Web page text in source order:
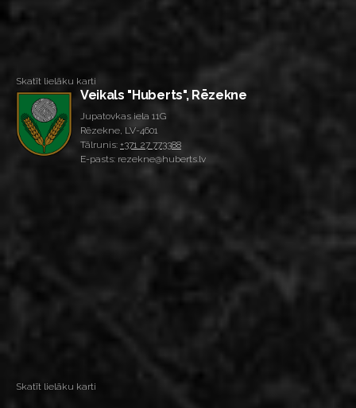
Skatīt lielāku karti
Veikals "Huberts", Rēzekne
Jupatovkas iela 11G
Rēzekne, LV-4601
Tālrunis: +371 27 773388
E-pasts: rezekne@huberts.lv
Skatīt lielāku karti